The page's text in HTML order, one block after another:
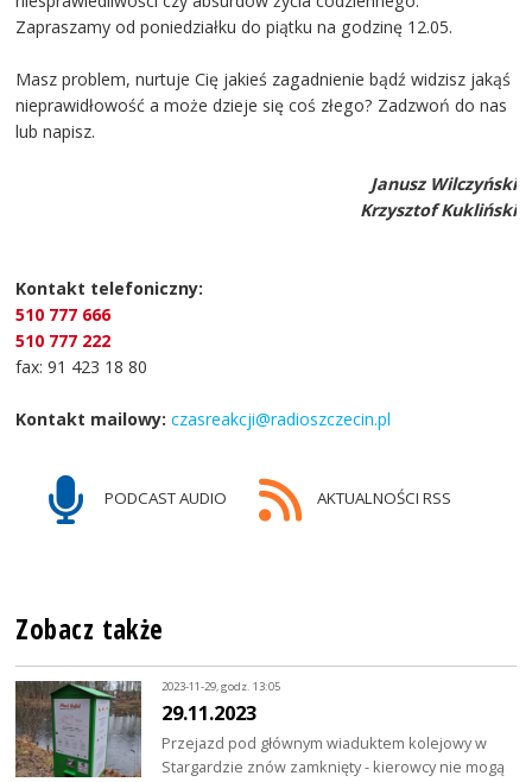
Zapraszamy od poniedziałku do piątku na godzinę 12.05.
Masz problem, nurtuje Cię jakieś zagadnienie bądź widzisz jakąś
nieprawidłowość a może dzieje się coś złego? Zadzwoń do nas
lub napisz.
Janusz Wilczyński
Krzysztof Kukliński
Kontakt telefoniczny:
510 777 666
510 777 222
fax: 91 423 18 80
Kontakt mailowy: czasreakcji@radioszczecin.pl
PODCAST AUDIO AKTUALNOŚCI RSS
Zobacz także
2023-11-29, godz. 13:05
29.11.2023
Przejazd pod głównym wiaduktem kolejowy w
Stargardzie znów zamknięty - kierowcy nie mogą